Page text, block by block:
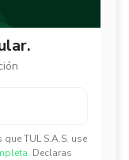
TUL S.A.S. use
Declaras
✕
✕